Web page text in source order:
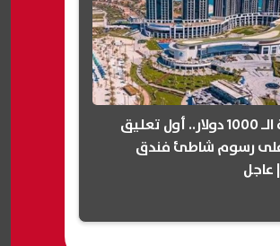
بعد أزمة الـ 1000 دولار.. أول تعليق
رسوم شاطئ فندق
عاجل